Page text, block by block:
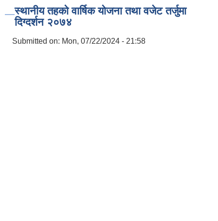
स्थानीय तहको वार्षिक योजना तथा वजेट तर्जुमा
दिग्दर्शन २०७४
Submitted on: Mon, 07/22/2024 - 21:58